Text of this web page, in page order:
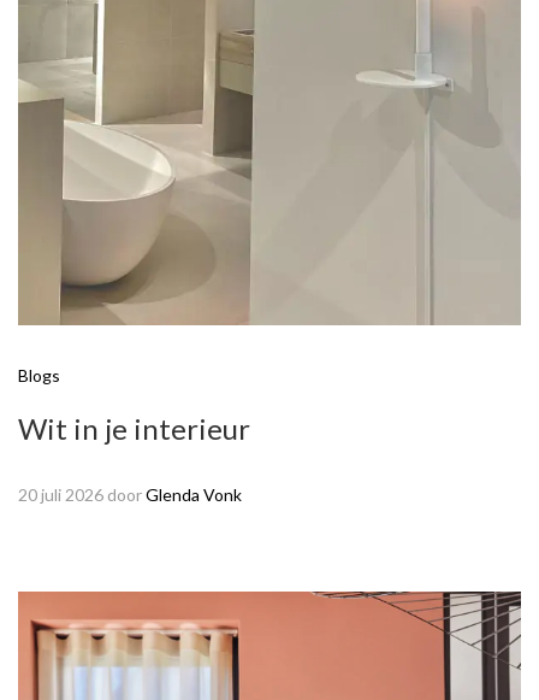
Blogs
Wit in je interieur
20 juli 2026 doorGlenda Vonk